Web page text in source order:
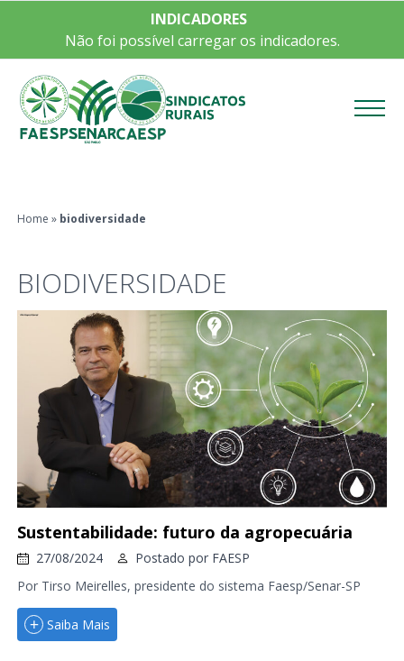
INDICADORES
Não foi possível carregar os indicadores.
Home » biodiversidade
BIODIVERSIDADE
Sustentabilidade: futuro da agropecuária
27/08/2024 Postado por FAESP
Por Tirso Meirelles, presidente do sistema Faesp/Senar-SP
Saiba Mais